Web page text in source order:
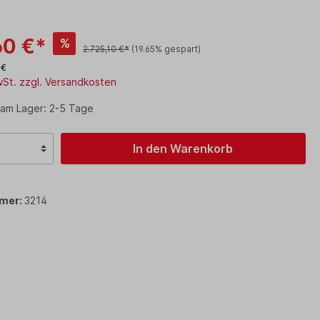
€* % 2.725,10 €* (19.65% gespart)
zzgl. Versandkosten
Lager: 2-5 Tage
In den Warenkorb
3214